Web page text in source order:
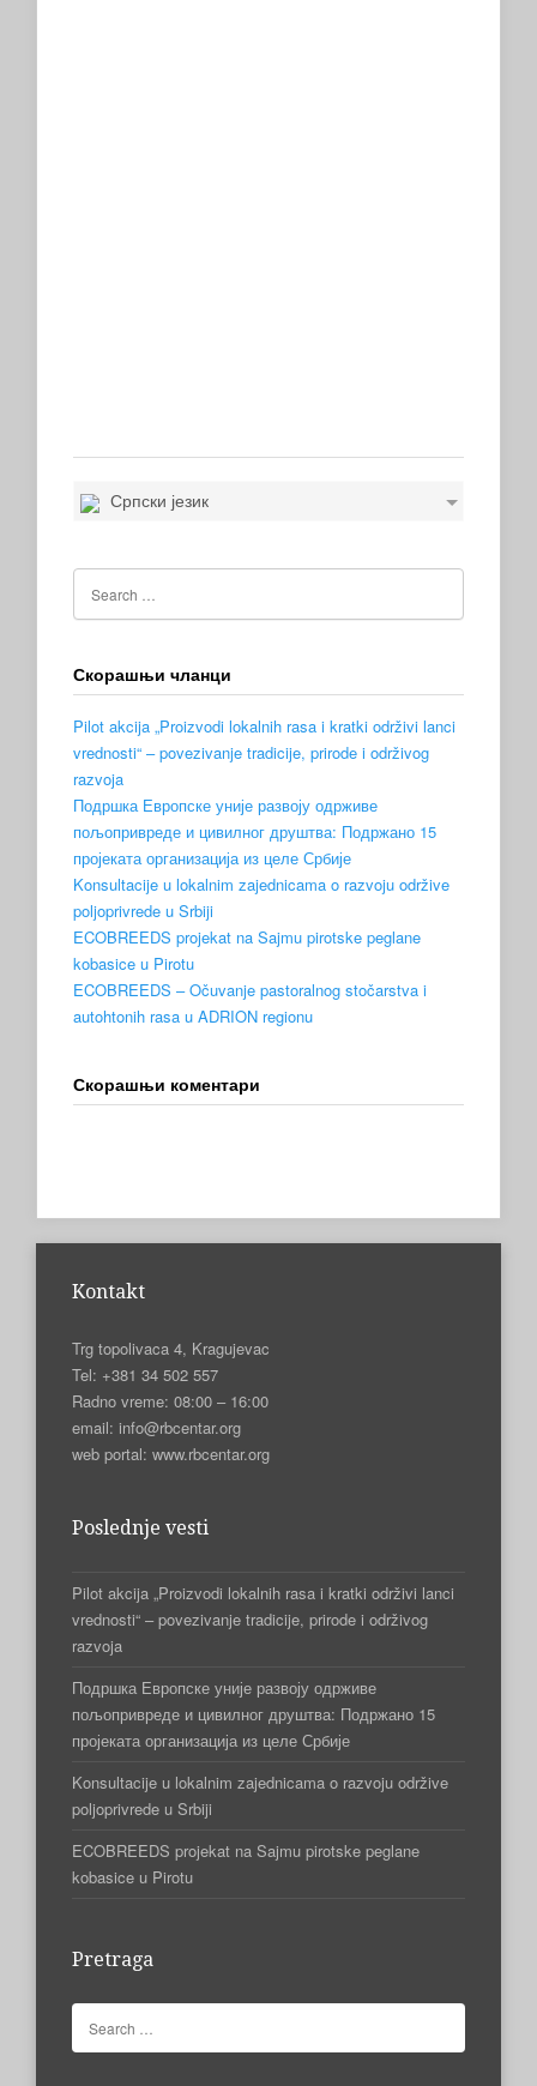
Српски језик
Скорашњи чланци
Pilot akcija „Proizvodi lokalnih rasa i kratki održivi lanci
vrednosti“ – povezivanje tradicije, prirode i održivog
razvoja
Подршка Европске уније развоју одрживе
пољопривреде и цивилног друштва: Подржано 15
пројеката организација из целе Србије
Konsultacije u lokalnim zajednicama o razvoju održive
poljoprivrede u Srbiji
ECOBREEDS projekat na Sajmu pirotske peglane
kobasice u Pirotu
ECOBREEDS – Očuvanje pastoralnog stočarstva i
autohtonih rasa u ADRION regionu
Скорашњи коментари
Kontakt
Trg topolivaca 4, Kragujevac
Tel: +381 34 502 557
Radno vreme: 08:00 – 16:00
email: info@rbcentar.org
web portal: www.rbcentar.org
Poslednje vesti
Pilot akcija „Proizvodi lokalnih rasa i kratki održivi lanci
vrednosti“ – povezivanje tradicije, prirode i održivog
razvoja
Подршка Европске уније развоју одрживе
пољопривреде и цивилног друштва: Подржано 15
пројеката организација из целе Србије
Konsultacije u lokalnim zajednicama o razvoju održive
poljoprivrede u Srbiji
ECOBREEDS projekat na Sajmu pirotske peglane
kobasice u Pirotu
Pretraga